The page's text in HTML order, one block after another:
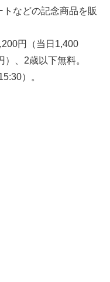
などの記念商品を販
円（当日1,400
、2歳以下無料。
）。